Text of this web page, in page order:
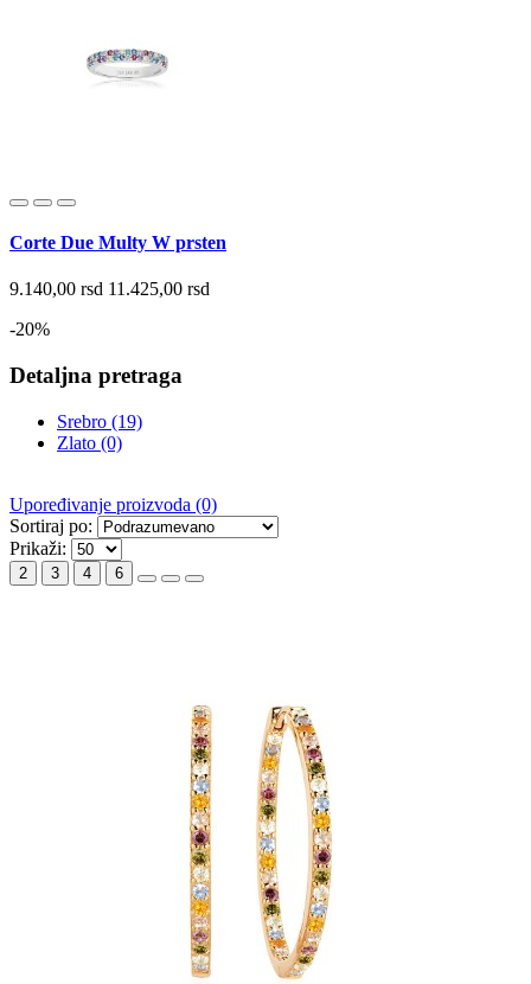
Corte Due Multy W prsten
9.140,00 rsd 11.425,00 rsd
-20%
Detaljna pretraga
Srebro (19)
Zlato (0)
Upoređivanje proizvoda (0)
Sortiraj po:
Prikaži:
2 3 4 6